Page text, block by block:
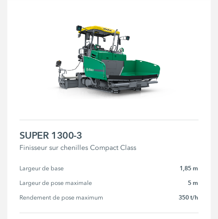
SUPER 1300-3
Finisseur sur chenilles Compact Class
Largeur de base 1,85 m
Largeur de pose maximale 5 m
Rendement de pose maximum 350 t/h